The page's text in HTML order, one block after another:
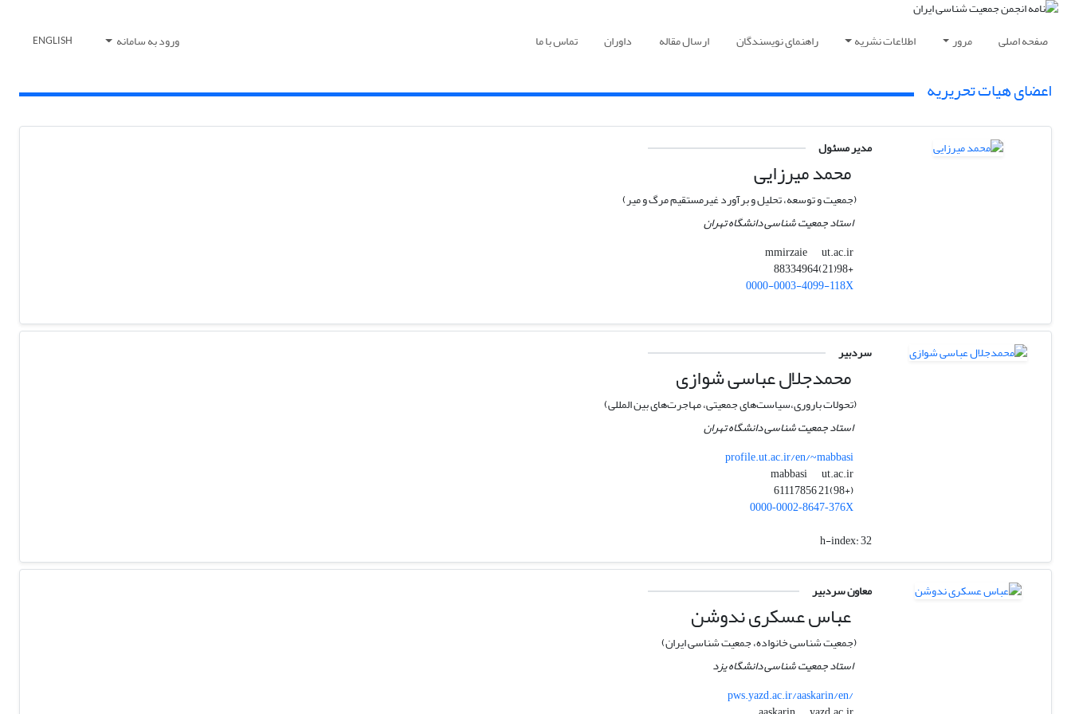
صفحه اصلی مرور اطلاعات نشریه راهنمای نویسندگان ارسال مقاله داوران تماس با ما ورود به سامانه ENGLISH
اعضای هیات تحریریه
مدیر مسئول
محمد میرزایی
(جمعیت و توسعه، تحلیل و برآورد غیرمستقیم مرگ و میر)
استاد جمعیت شناسی دانشگاه تهران
mmirzaie
ut.ac.ir
+98(21)88334964
0000-0003-4099-118X
سردبیر
محمدجلال عباسی شوازی
(تحولات باروری،سیاست‌های جمعیتی، مهاجرت‌های بین المللی)
استاد جمعیت شناسی دانشگاه تهران
profile.ut.ac.ir/en/~mabbasi
mabbasi
ut.ac.ir
(+98)21 61117856
0000‑0002‑8647‑376X
h-index:32
معاون سردبیر
عباس عسکری ندوشن
(جمعیت شناسی خانواده، جمعیت شناسی ایران)
استاد جمعیت شناسی دانشگاه یزد
pws.yazd.ac.ir/aaskarin/en/